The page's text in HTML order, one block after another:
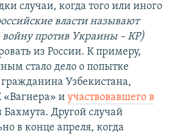
случаи, когда того или иного
власти называют
против Украины – КР)
из России. К примеру,
стало дело о попытке
Узбекистана,
«Вагнера» и участвовавшего в
Бахмута. Другой случай
в конце апреля, когда